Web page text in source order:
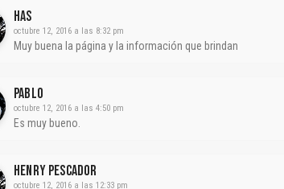
Has
octubre 12, 2016 a las 8:32 pm
Muy buena la página y la información que brindan
Pablo
octubre 12, 2016 a las 4:50 pm
Es muy bueno.
Henry Pescador
octubre 12, 2016 a las 12:33 pm